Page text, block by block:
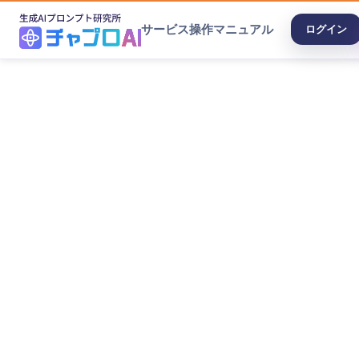
サービス操作マニュアル ログイン